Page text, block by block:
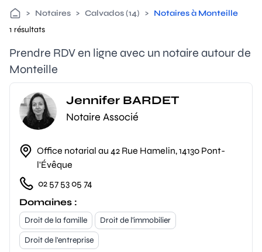
> Notaires > Calvados (14) > Notaires à Monteille
1 résultats
Prendre RDV en ligne avec un notaire autour de
Monteille
Jennifer BARDET
Notaire Associé
Office notarial au 42 Rue Hamelin, 14130 Pont-
l'Évêque
02 57 53 05 74
Domaines :
Droit de la famille
Droit de l'immobilier
Droit de l'entreprise